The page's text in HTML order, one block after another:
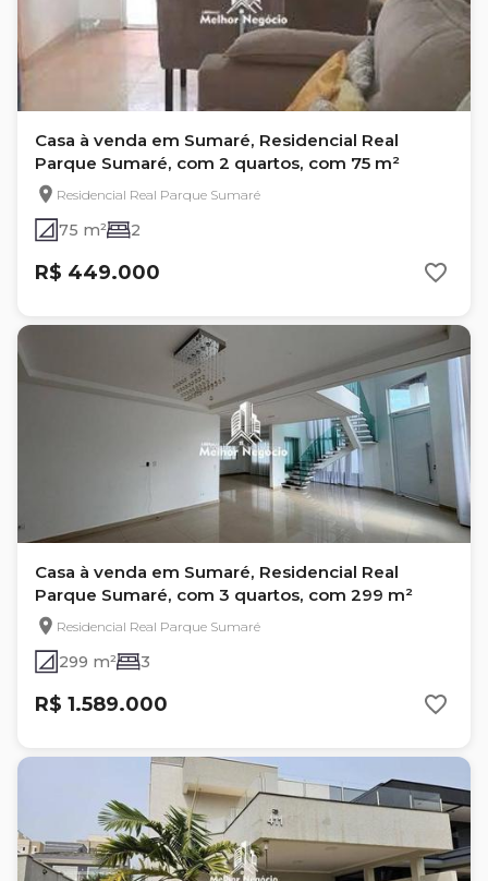
Casa à venda em Sumaré, Residencial Real
Parque Sumaré, com 2 quartos, com 75 m²
Residencial Real Parque Sumaré
75 m² 2
R$ 449.000
Casa à venda em Sumaré, Residencial Real
Parque Sumaré, com 3 quartos, com 299 m²
Residencial Real Parque Sumaré
299 m² 3
R$ 1.589.000